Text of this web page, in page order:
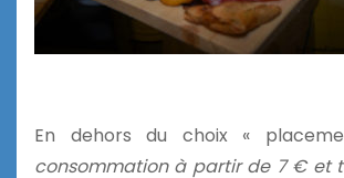
En dehors du choix «
consommation à partir de 7 € et